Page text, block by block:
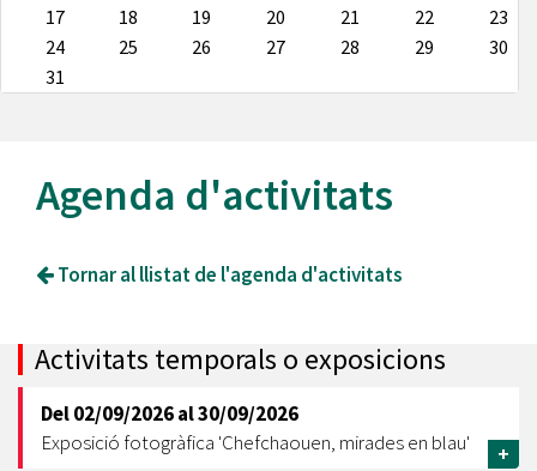
17
18 19 20 21 22
23
24
25 26 27 28 29
30
31
Agenda d'activitats
Tornar al llistat de l'agenda d'activitats
Activitats temporals o exposicions
Del02/09/2026al30/09/2026
Exposició fotogràfica 'Chefchaouen, mirades en blau'
+